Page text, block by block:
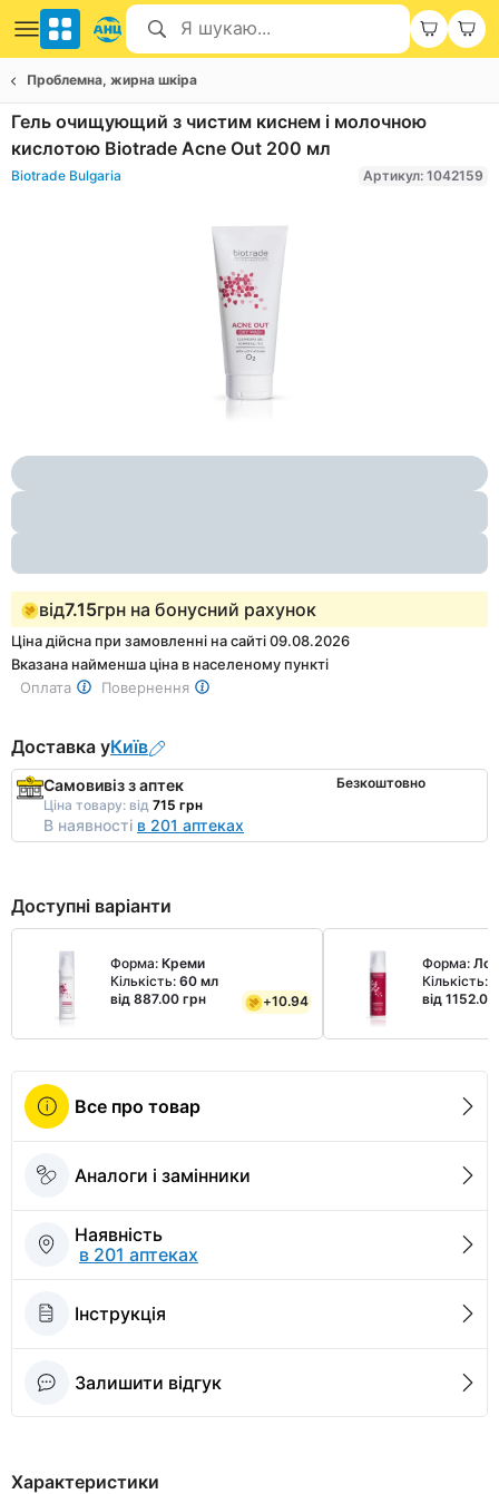
Проблемна, жирна шкіра
Гель очищующий з чистим киснем і молочною
кислотою Biotrade Acne Out 200 мл
Biotrade Bulgaria Артикул: 1042159
1
of
від7.15грн на бонусний рахунок
Ціна дійсна при замовленні на сайті 09.08.2026
Вказана найменша ціна в населеному пункті
Оплата
Повернення
Доставка уКиїв
Самовивіз з аптек
Ціна товару: від 715 грн
В наявності в 201 аптеках
Безкоштовно
Доступні варіанти
Форма: Креми
Кількість: 60 мл
від 887.00 грн
+10.94
Форма:
Кількість:
від
Все про товар
Аналоги і замінники
Наявність
в 201 аптеках
Інструкція
Залишити відгук
Характеристики